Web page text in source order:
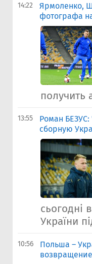
14:22
Ярмоленко,
фотографа
получить
13:55
Роман
сборную
сьогодні
України
10:56
Польша –